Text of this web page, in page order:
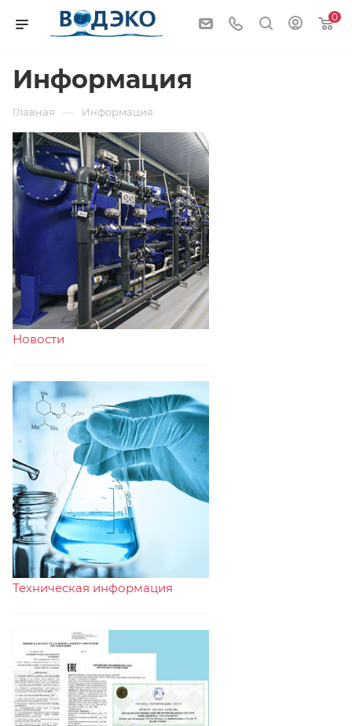
0
Информация
Главная — Информация
Новости
Техническая информация